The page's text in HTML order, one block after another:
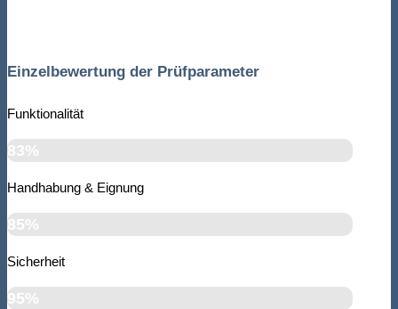
Einzelbewertung der Prüfparameter
Funktionalität
83%
Handhabung & Eignung
85%
Sicherheit
95%